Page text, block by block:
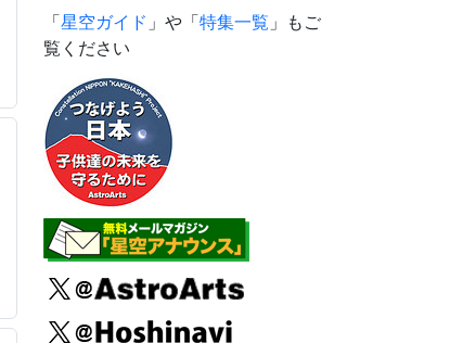
「星空ガイド 」や「特集一覧 」もご
覧ください